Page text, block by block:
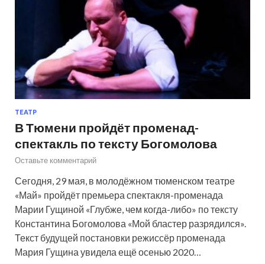
ТЕАТР
В Тюмени пройдёт променад-
спектакль по тексту Богомолова
Оставьте комментарий
Сегодня, 29 мая, в молодёжном тюменском театре
«Май» пройдёт премьера спектакля-променада
Марии Гущиной «Глубже, чем когда-либо» по тексту
Константина Богомолова «Мой бластер разрядился».
Текст будущей постановки режиссёр променада
Мария Гущина увидела ещё осенью 2020…